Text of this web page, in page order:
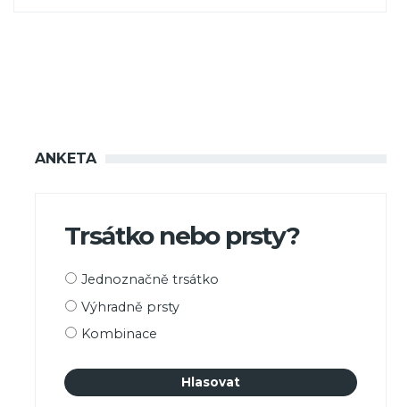
ANKETA
Trsátko nebo prsty?
Možnosti
Jednoznačně trsátko
Výhradně prsty
Kombinace